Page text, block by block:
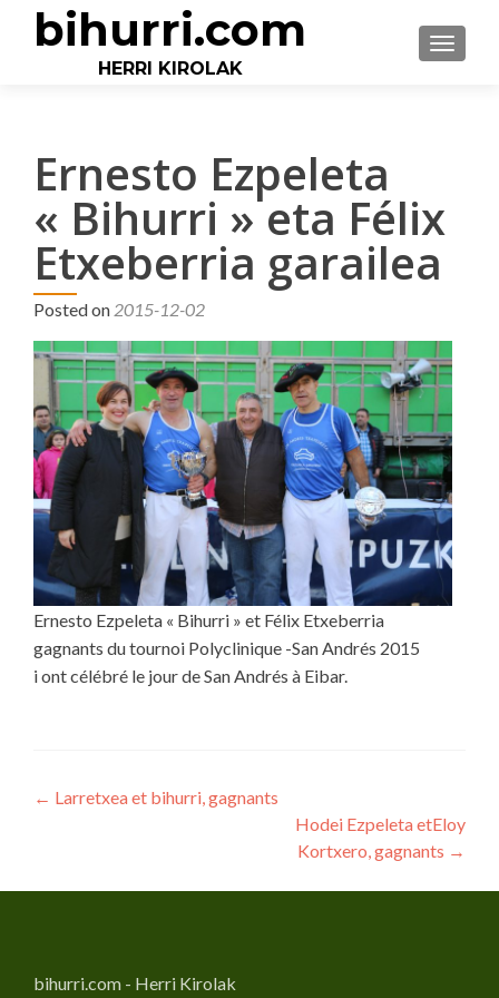
bihurri.com
HERRI KIROLAK
Ernesto Ezpeleta
« Bihurri » eta Félix
Etxeberria garailea
Posted on 2015-12-02
Ernesto Ezpeleta « Bihurri » et Félix Etxeberria
gagnants du tournoi Polyclinique -San Andrés 2015
i ont célébré le jour de San Andrés à Eibar.
Navigation
← Larretxea et bihurri, gagnants
Hodei Ezpeleta etEloy
Kortxero, gagnants →
bihurri.com - Herri Kirolak